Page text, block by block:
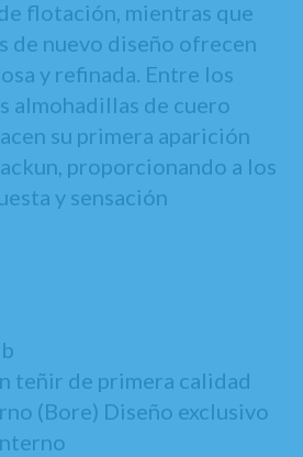
flotación, mientras que
de nuevo diseño ofrecen
y refinada. Entre los
almohadillas de cuero
su primera aparición
proporcionando a los
y sensación
teñir de primera calidad
(Bore) Diseño exclusivo